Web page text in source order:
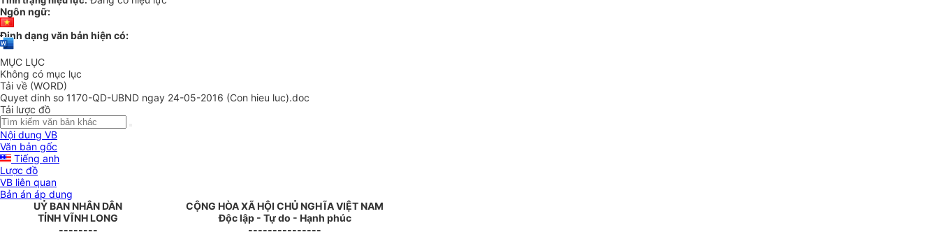
Ngôn ngữ:
Định dạng văn bản hiện có:
MỤC LỤC
Không có mục lục
Tải về (WORD)
Quyet dinh so 1170-QD-UBND ngay 24-05-2016 (Con hieu luc).doc
Tải lược đồ
Nội dung VB
Văn bản gốc
Tiếng anh
Lược đồ
VB liên quan
Bản án áp dụng
UỶ BAN NHÂN DÂN
TỈNH VĨNH LONG
--------
CỘNG HÒA XÃ HỘI CHỦ NGHĨA VIỆT NAM
Độc lập - Tự do - Hạnh phúc
---------------